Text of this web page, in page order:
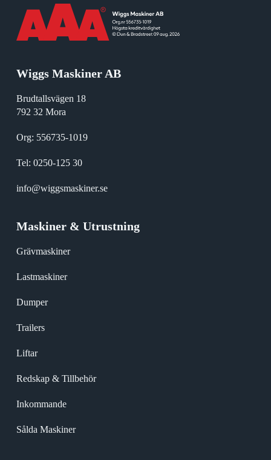
Wiggs Maskiner AB
Brudtallsvägen 18
792 32 Mora
Org: 556735-1019
Tel: 0250-125 30
info@wiggsmaskiner.se
Maskiner & Utrustning
Grävmaskiner
Lastmaskiner
Dumper
Trailers
Liftar
Redskap & Tillbehör
Inkommande
Sålda Maskiner